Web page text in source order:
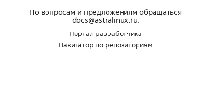
По вопросам и предложениям обращаться
docs@astralinux.ru.
Портал разработчика
Навигатор по репозиториям